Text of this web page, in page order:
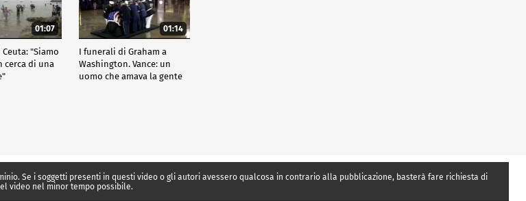
01:07
"Siamo
cerca di una
01:14
I funerali di Graham a
Washington. Vance: un
uomo che amava la gente
Se i soggetti presenti in questi video o gli autori avessero qualcosa in contrario alla pubblicazione, basterà fare richiesta di
video nel minor tempo possibile.